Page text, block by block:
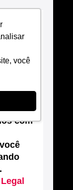
você
nas
com